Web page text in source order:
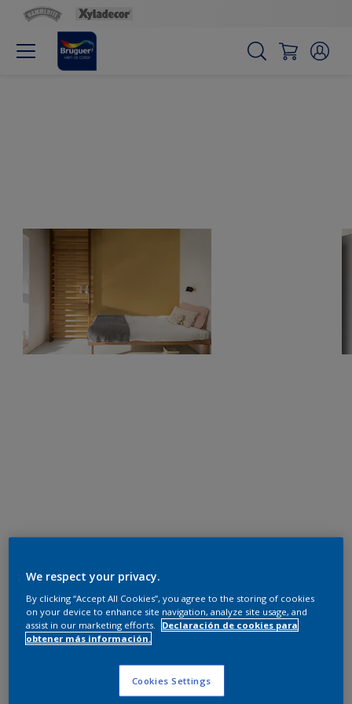
We respect your privacy.
By clicking “Accept All Cookies”, you agree to the storing of cookies
on your device to enhance site navigation, analyze site usage, and
assist in our marketing efforts.
Declaración de cookies para
obtener más información.
Cookies Settings